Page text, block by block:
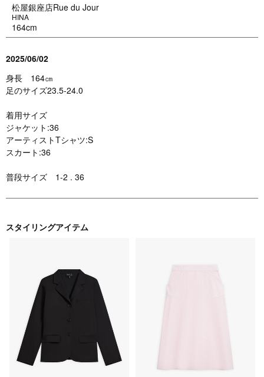
松屋銀座店Rue du Jour
HINA
164cm
2025/06/02
身長 164㎝
足のサイズ23.5-24.0
着用サイズ
ジャケット:36
アーティストTシャツ:S
スカート:36
普段サイズ 1-2 . 36
スタイリングアイテム